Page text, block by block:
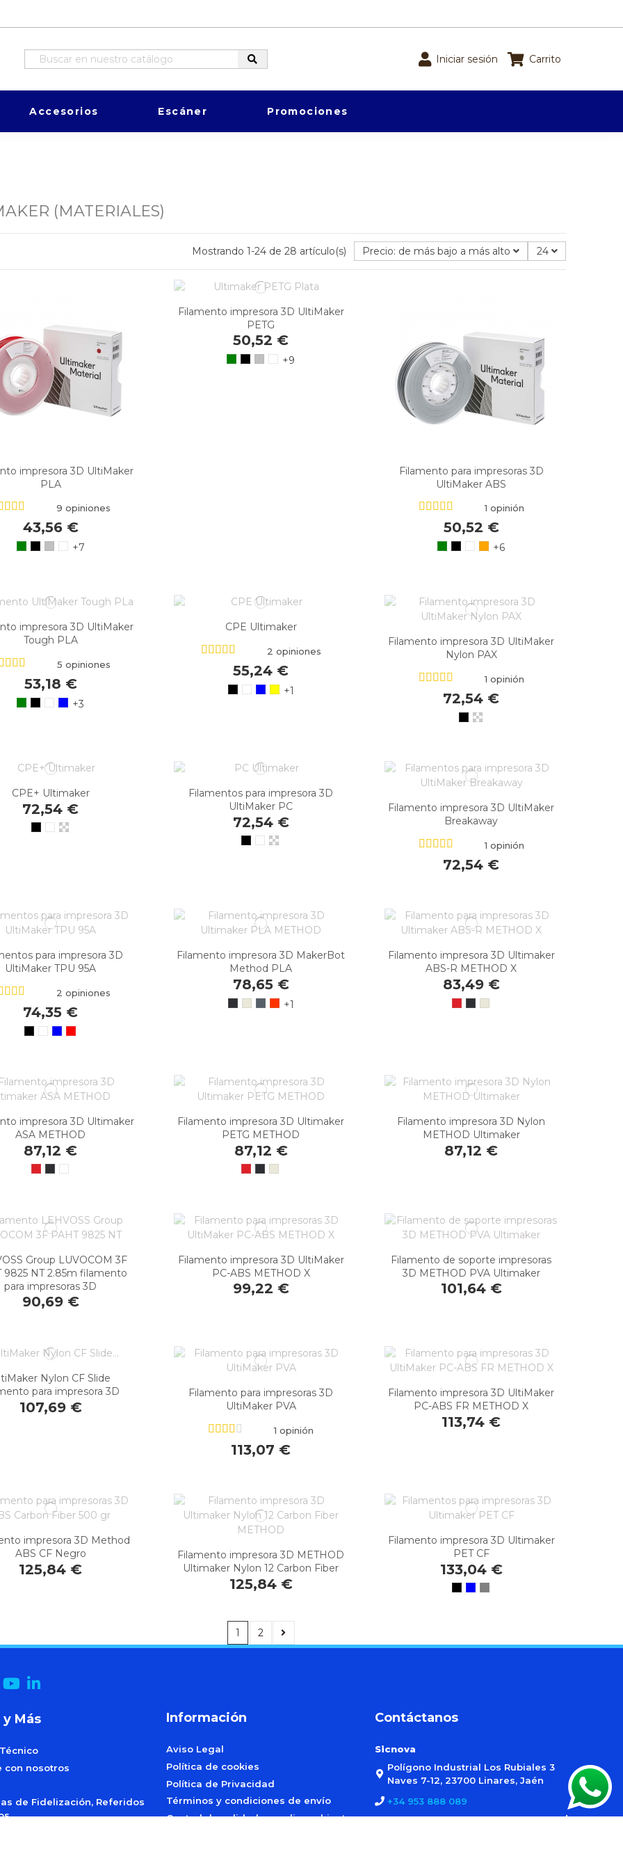
Iniciar sesión Carrito
Accesorios Escáner Promociones
(MATERIALES)
Mostrando 1-24 de 28 artículo(s) Precio: de más bajo a más alto 24
impresora 3D UltiMaker
PLA
9 opiniones
43,56 €
+7
Filamento impresora 3D UltiMaker
PETG
50,52 €
+9
Filamento para impresoras 3D
UltiMaker ABS
1 opinión
50,52 €
+6
impresora 3D UltiMaker
Tough PLA
5 opiniones
53,18 €
+3
CPE Ultimaker
2 opiniones
55,24 €
+1
Filamento impresora 3D UltiMaker
Nylon PAX
1 opinión
72,54 €
CPE+ Ultimaker
72,54 €
Filamentos para impresora 3D
UltiMaker PC
72,54 €
Filamento impresora 3D UltiMaker
Breakaway
1 opinión
72,54 €
para impresora 3D
UltiMaker TPU 95A
2 opiniones
74,35 €
Filamento impresora 3D MakerBot
Method PLA
78,65 €
+1
Filamento impresora 3D Ultimaker
ABS-R METHOD X
83,49 €
impresora 3D Ultimaker
ASA METHOD
87,12 €
Filamento impresora 3D Ultimaker
PETG METHOD
87,12 €
Filamento impresora 3D Nylon
METHOD Ultimaker
87,12 €
Group LUVOCOM 3F
9825 NT 2.85m filamento
para impresoras 3D
90,69 €
Filamento impresora 3D UltiMaker
PC-ABS METHOD X
99,22 €
Filamento de soporte impresoras
3D METHOD PVA Ultimaker
101,64 €
Nylon CF Slide
para impresora 3D
107,69 €
Filamento para impresoras 3D
UltiMaker PVA
1 opinión
113,07 €
Filamento impresora 3D UltiMaker
PC-ABS FR METHOD X
113,74 €
impresora 3D Method
ABS CF Negro
125,84 €
Filamento impresora 3D METHOD
Ultimaker Nylon 12 Carbon Fiber
125,84 €
Filamento impresora 3D Ultimaker
PET CF
133,04 €
1 2
Más
con nosotros
de Fidelización, Referidos
Información
Aviso Legal
Política de cookies
Política de Privacidad
Términos y condiciones de envío
Control de calidad y medio ambiente
Contáctanos
Sicnova
Polígono Industrial Los Rubiales 3
Naves 7-12, 23700 Linares, Jaén
+34 953 888 089